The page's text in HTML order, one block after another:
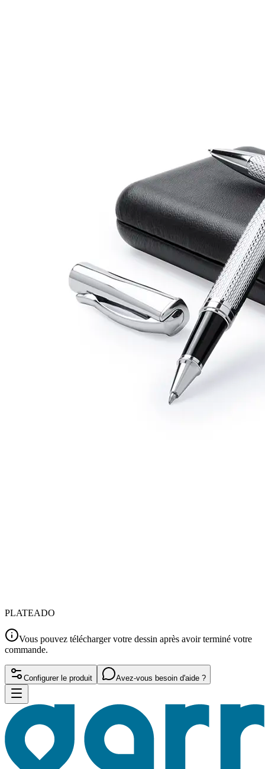
PLATEADO
Vous pouvez télécharger votre dessin après avoir terminé votre
commande.
Configurer le produit Avez-vous besoin d'aide ?